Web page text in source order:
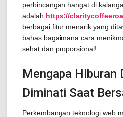
perbincangan hangat di
adalah https://
berbagai fitur menarik yang
bahas bagaimana cara
sehat dan proporsional!
Mengapa Hiburan
Diminati Saat
Perkembangan teknologi web